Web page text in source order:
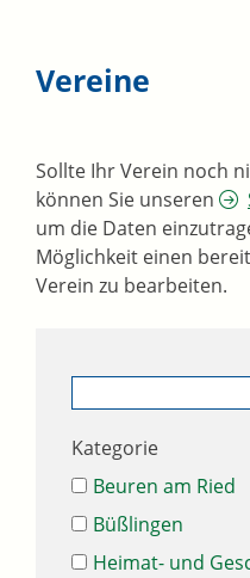
Vereine
Sollte Ihr Verein noch
können Sie unseren
um die Daten
Möglichkeit einen
Verein zu bearbeiten.
Kategorie
Beuren am Ried
Büßlingen
Heimat- und